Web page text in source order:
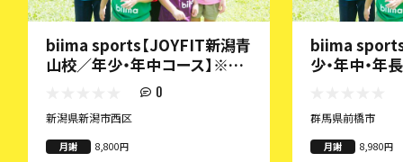
biima sports【JOYFIT新潟青
山校／年少・年中コース】※20
22年11月開校！ 0
新潟県新潟市西区
月謝 8,800円
biima sports
少・年中・年
群馬県前橋市
月謝 8,980円